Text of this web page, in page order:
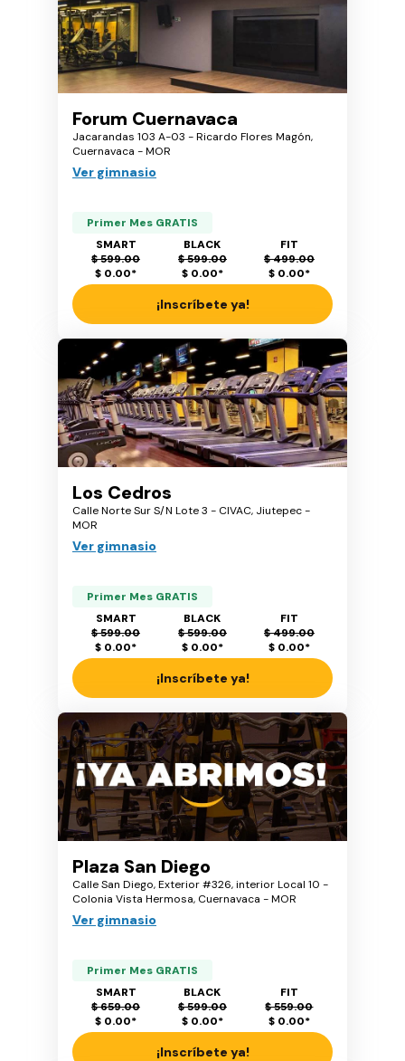
Forum Cuernavaca
Jacarandas 103 A-03 - Ricardo Flores Magón,
Cuernavaca - MOR
Ver gimnasio
Primer Mes GRATIS
SMART
$ 599.00
$ 0.00*
BLACK
$ 599.00
$ 0.00*
FIT
$ 499.00
$ 0.00*
¡Inscríbete ya!
Los Cedros
Calle Norte Sur S/N Lote 3 - CIVAC, Jiutepec -
MOR
Ver gimnasio
Primer Mes GRATIS
SMART
$ 599.00
$ 0.00*
BLACK
$ 599.00
$ 0.00*
FIT
$ 499.00
$ 0.00*
¡Inscríbete ya!
Plaza San Diego
Calle San Diego, Exterior #326, interior Local 10 -
Colonia Vista Hermosa, Cuernavaca - MOR
Ver gimnasio
Primer Mes GRATIS
SMART
$ 659.00
$ 0.00*
BLACK
$ 599.00
$ 0.00*
FIT
$ 559.00
$ 0.00*
¡Inscríbete ya!